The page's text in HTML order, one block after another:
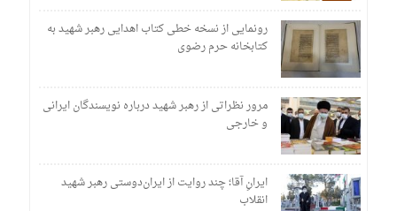
رونمایی از نسخه خطی کتاب اهدایی رهبر شهید به
کتابخانه حرم رضوی
مرور نظراتی از رهبر شهید درباره نویسندگان ایرانی
و خارجی
ایرانِ آقا؛ چند روایت از ایران‌دوستی رهبر شهید
انقلاب